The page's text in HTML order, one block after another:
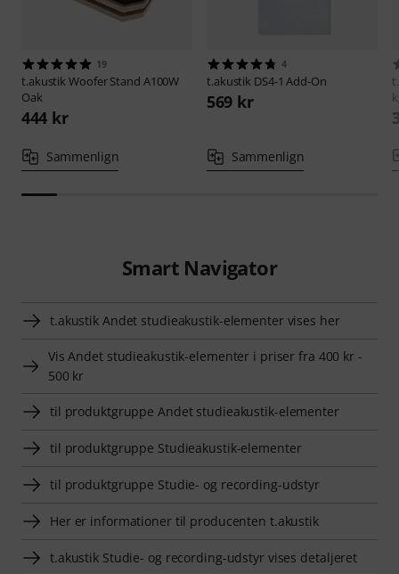
19
t.akustikWoofer Stand A100W
Oak
444 kr
Sammenlign
4
t.akustik DS4-1 Add-On
569 kr
Sammenlign
Smart Navigator
t.akustik Andet studieakustik-elementer vises her
Vis Andet studieakustik-elementer i priser fra 400 kr -
500 kr
til produktgruppe Andet studieakustik-elementer
til produktgruppe Studieakustik-elementer
til produktgruppe Studie- og recording-udstyr
Her er informationer til producenten t.akustik
t.akustik Studie- og recording-udstyr vises detaljeret